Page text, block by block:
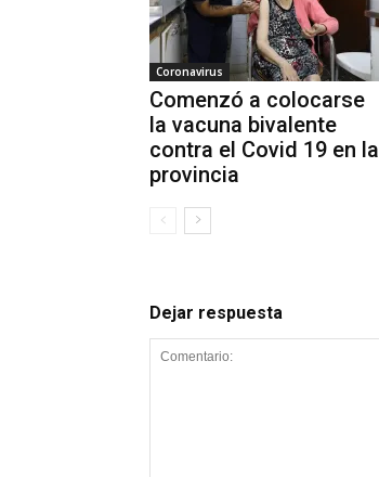
Coronavirus
Comenzó a colocarse
la vacuna bivalente
contra el Covid 19 en la
provincia
Dejar respuesta